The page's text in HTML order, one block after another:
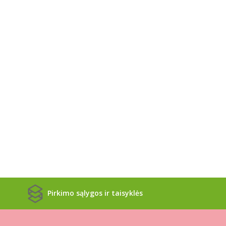
Pirkimo sąlygos ir taisyklės